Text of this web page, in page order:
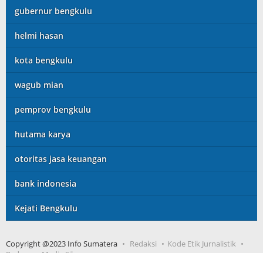
gubernur bengkulu
helmi hasan
kota bengkulu
wagub mian
pemprov bengkulu
hutama karya
otoritas jasa keuangan
bank indonesia
Kejati Bengkulu
Copyright @2023 Info Sumatera Redaksi
Kode Etik Jurnalistik